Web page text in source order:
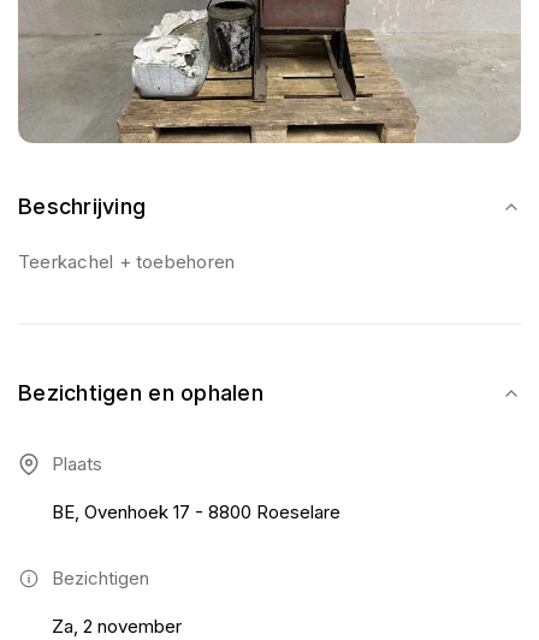
Beschrijving
Teerkachel + toebehoren
Bezichtigen en ophalen
Plaats
BE, Ovenhoek 17 - 8800 Roeselare
Bezichtigen
Za, 2 november